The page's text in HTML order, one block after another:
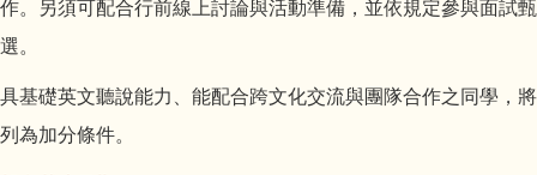
作。另須可配合行前線上討論與活動準備，並依規定參與面試甄
選。
具基礎英文聽說能力、能配合跨文化交流與團隊合作之同學，將
列為加分條件。